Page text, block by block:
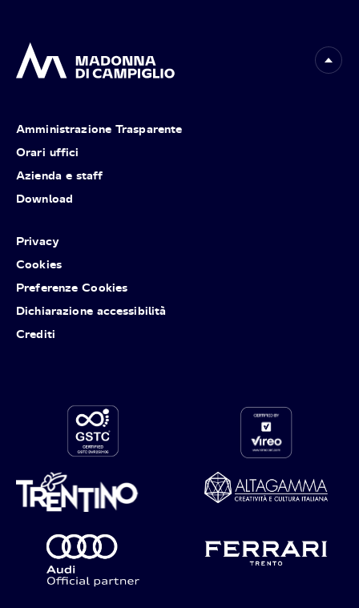
Amministrazione Trasparente
Orari uffici
Azienda e staff
Download
Privacy
Cookies
Preferenze Cookies
Dichiarazione accessibilità
Crediti